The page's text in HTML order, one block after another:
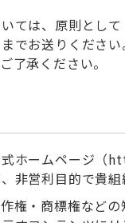
ては、原則とし
までお送りくださ
了承ください。
式ホームページ
非営利目的で貴
権・商標権など